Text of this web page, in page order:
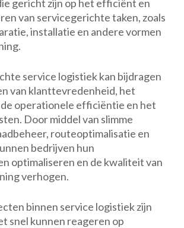
gericht zijn op het efficiënt en
van servicegerichte taken, zoals
installatie en andere vormen
service logistiek kan bijdragen
van klanttevredenheid, het
operationele efficiëntie en het
Door middel van slimme
routeoptimalisatie en
bedrijven hun
optimaliseren en de kwaliteit van
verhogen.
binnen service logistiek zijn
snel kunnen reageren op